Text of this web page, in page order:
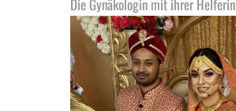
Die Gynäkologin mit ihrer Helferin